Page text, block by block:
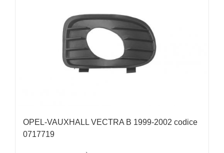
OPEL-VAUXHALL VECTRA B 1999-2002 codice
0717719